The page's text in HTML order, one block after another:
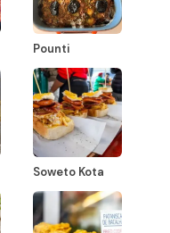
Pounti
Soweto Kota